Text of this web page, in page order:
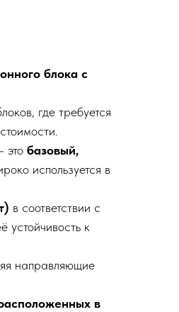
блока с
где требуется
это базовый,
используется в
в соответствии с
устойчивость к
направляющие
в